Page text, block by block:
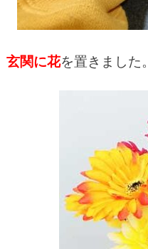
玄関に花を置きました。